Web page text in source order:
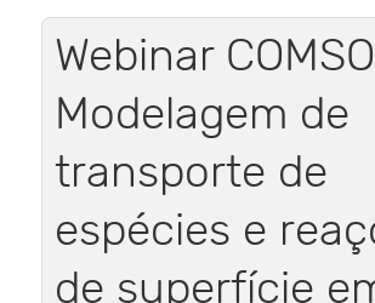
Webinar
Modelagem de
transporte de
espécies e
de superfície